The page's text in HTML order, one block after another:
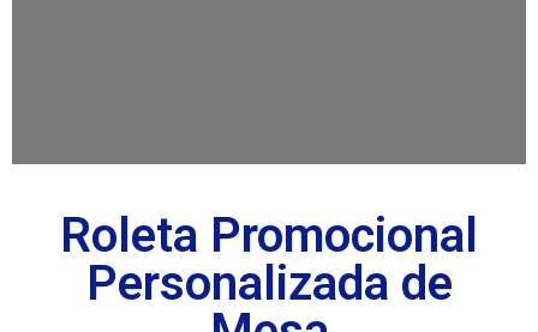
Roleta Promocional
Personalizada de